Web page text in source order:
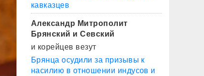
кавказцев
Александр Митрополит
Брянский и Севский
и корейцев везут
Брянца осудили за призывы к
насилию в отношении индусов и